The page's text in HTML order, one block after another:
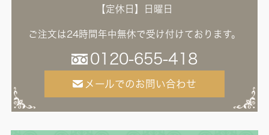
【定休日】日曜日
ご注文は24時間年中無休で受け付けております。
0120-655-418
メールでのお問い合わせ